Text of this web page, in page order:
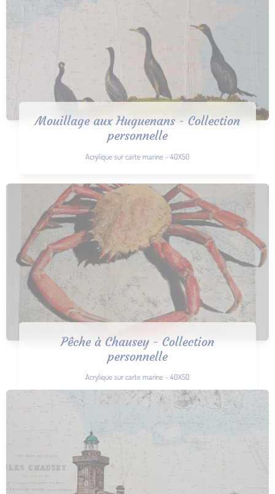
Mouillage aux Huguenans - Collection
personnelle
Acrylique sur carte marine - 40X50
Pêche à Chausey - Collection
personnelle
Acrylique sur carte marine - 40X50